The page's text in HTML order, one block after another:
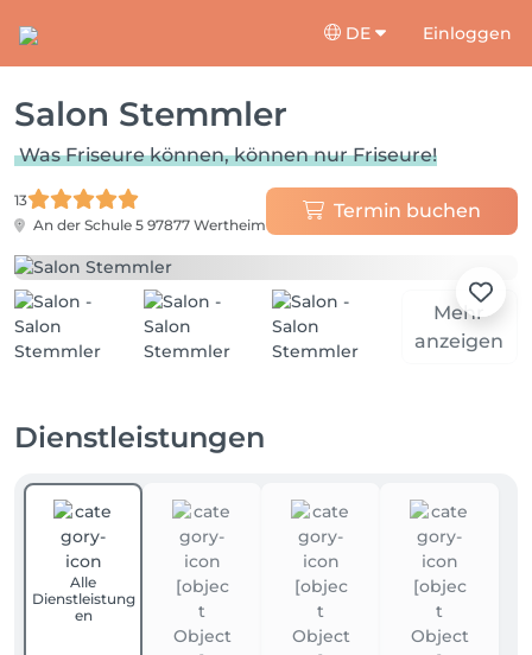
DE Einloggen
Salon Stemmler
Was Friseure können, können nur Friseure!
13
An der Schule 5 97877 Wertheim
Termin buchen
Mehr
anzeigen
Dienstleistungen
Alle
Dienstleistung
en